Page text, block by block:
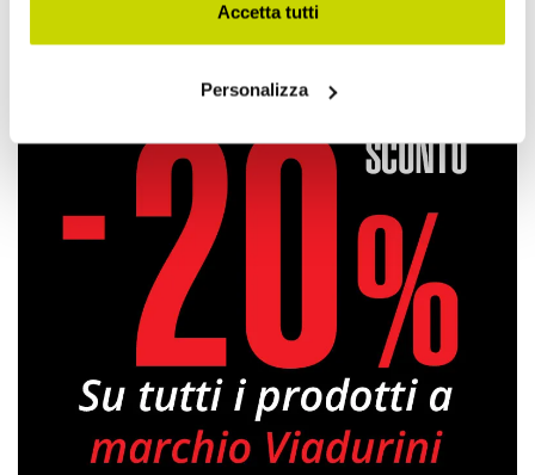
Accetta tutti
Personalizza
Quadri Dipinti a Mano